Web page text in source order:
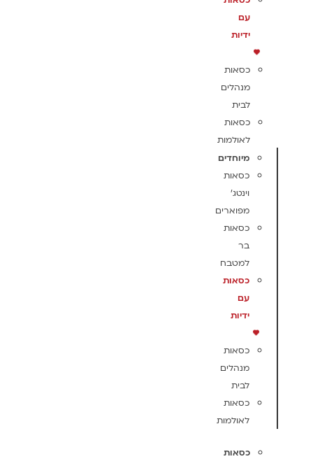
עם
ידיות
כסאות
מנהלים
לבית
כסאות
לאולמות
מיוחדים
כסאות
וינטג'
מפוארים
כסאות
בר
למטבח
כסאות
עם
ידיות
כסאות
מנהלים
לבית
כסאות
לאולמות
כסאות